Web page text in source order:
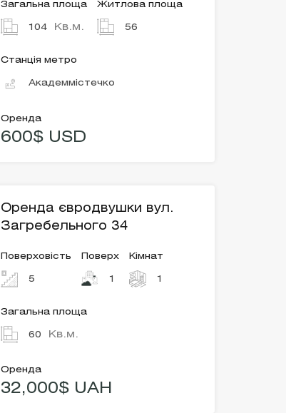
Загальна площа
104 Кв.м.
Житлова площа
56
Станція метро
Академмістечко
Оренда
600$ USD
Оренда євродвушки вул.
Загребельного 34
Поверховість
5
Поверх
1
Кімнат
1
Загальна площа
60 Кв.м.
Оренда
32,000$ UAH